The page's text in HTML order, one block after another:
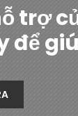
trợ
để